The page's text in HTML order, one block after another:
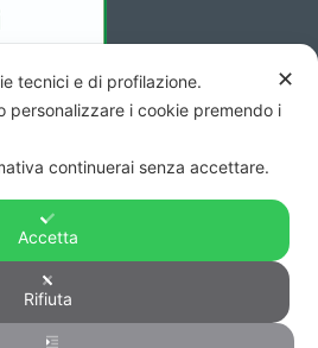
Partita Iva 01423690419 R.E.A.
✕
tecnici e di profilazione.
personalizzare i cookie premendo i
continuerai senza accettare.
Accetta
Rifiuta